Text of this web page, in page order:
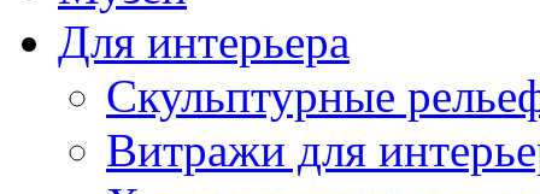
Для интерьера
Скульптурные
Витражи для